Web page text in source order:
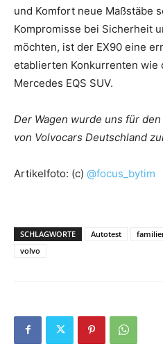
und Komfort neue Maßstäbe
Kompromisse bei Sicherheit
möchten, ist der EX90 eine
etablierten Konkurrenten wie
Mercedes EQS SUV.
Der Wagen wurde uns für
von Volvocars Deutschland
Artikelfoto: (c) @focus_bytim
SCHLAGWORTE Autotest
volvo